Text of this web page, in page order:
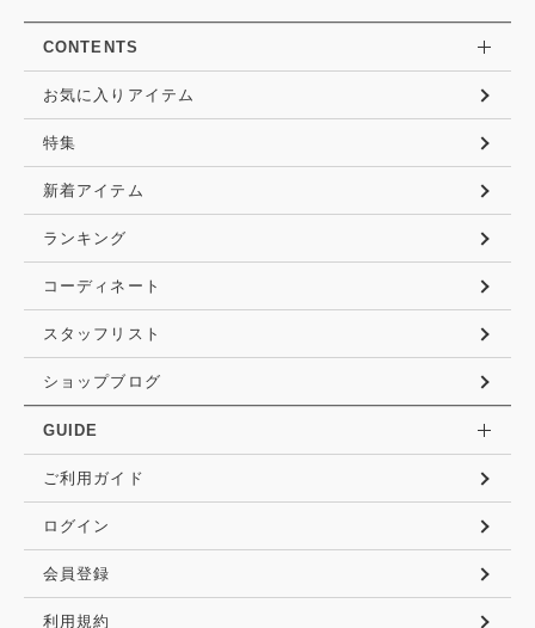
CONTENTS
お気に入りアイテム
特集
新着アイテム
ランキング
コーディネート
スタッフリスト
ショップブログ
GUIDE
ご利用ガイド
ログイン
会員登録
利用規約